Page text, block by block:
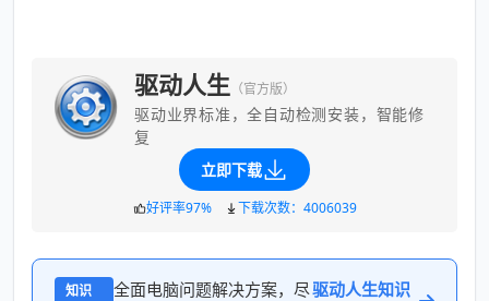
驱动人生 （官方版）
驱动业界标准，全自动检测安装，智能修
复
立即下载
好评率97% 下载次数：4006039
知识
全面电脑问题解决方案，尽驱动人生知识